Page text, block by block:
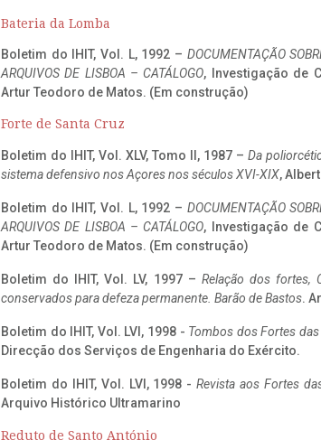
Bateria da Lomba
Boletim do IHIT, Vol. L, 1992 – DOCUMENTAÇÃO
ARQUIVOS DE LISBOA – CATÁLOGO, Investigação de
Artur Teodoro de Matos. (Em construção)
Forte de Santa Cruz
Boletim do IHIT, Vol. XLV, Tomo II, 1987 – Da
sistema defensivo nos Açores nos séculos XVI-XIX,
Boletim do IHIT, Vol. L, 1992 – DOCUMENTAÇÃO
ARQUIVOS DE LISBOA – CATÁLOGO, Investigação de
Artur Teodoro de Matos. (Em construção)
Boletim do IHIT, Vol. LV, 1997 – Relação dos fortes,
conservados para defeza permanente. Barão de Bastos.
Boletim do IHIT, Vol. LVI, 1998 - Tombos dos Fortes
Direcção dos Serviços de Engenharia do Exército.
Boletim do IHIT, Vol. LVI, 1998 -Revista aos Fortes
Arquivo Histórico Ultramarino
Reduto de Santo António